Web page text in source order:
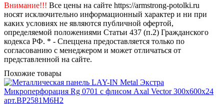
Внимание!!! Все цены на сайте https://armstrong-potolki.ru
носят исключительно информационный характер и ни при
каких условиях не являются публичной офертой,
определяемой положениями Статьи 437 (п.2) Гражданского
кодекса РФ. * - Спеццена предоставляется только по
согласованию с менеджером и может отличаться от
представленной на сайте.
Похожие товары